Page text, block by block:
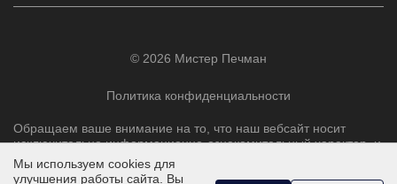
© 2026 Мистер Печман
Политика конфиденциальности
Обращаем ваше внимание на то, что наш вебсайт носит
исключительно информационно-ознакомительный характер, и
ни при каких условиях не является публичной офертой,
определяемой положениями Статьи 437 Гражданского
Мы используем cookies для
улучшения работы сайта. Вы